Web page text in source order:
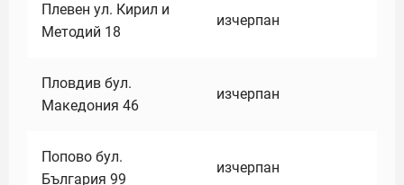
Плевен ул. Кирил и
Методий 18
изчерпан
Пловдив бул.
Македония 46
изчерпан
Попово бул.
България 99
изчерпан